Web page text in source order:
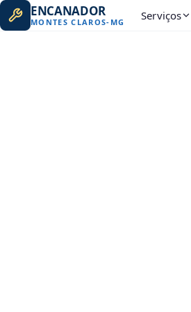
ENCANADOR
MONTES CLAROS- MG Serviços